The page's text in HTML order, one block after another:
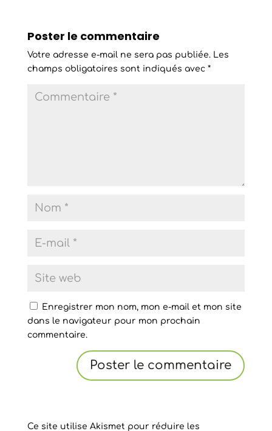
Poster le commentaire
Votre adresse e-mail ne sera pas publiée. Les
champs obligatoires sont indiqués avec *
Enregistrer mon nom, mon e-mail et mon site
dans le navigateur pour mon prochain
commentaire.
Ce site utilise Akismet pour réduire les